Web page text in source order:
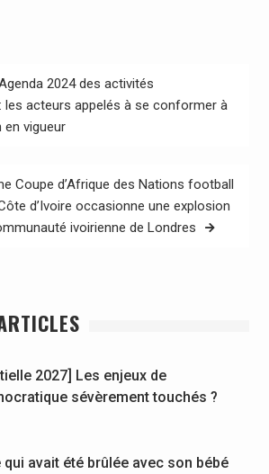
2024 des activités
les acteurs appelés à se conformer à
en vigueur
Coupe d’Afrique des Nations football
d’Ivoire occasionne une explosion
ivoirienne de Londres
2027] Les enjeux de
sévèrement touchés ?
avait été brûlée avec son bébé